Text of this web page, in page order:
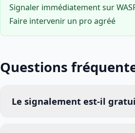
Signaler immédiatement sur
Faire intervenir un pro agréé
Questions
Le signalement est-il